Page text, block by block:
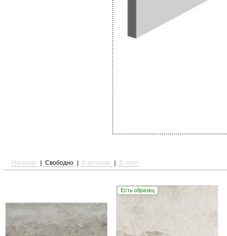
Наличие Свободно В резерве В пути
Есть образец